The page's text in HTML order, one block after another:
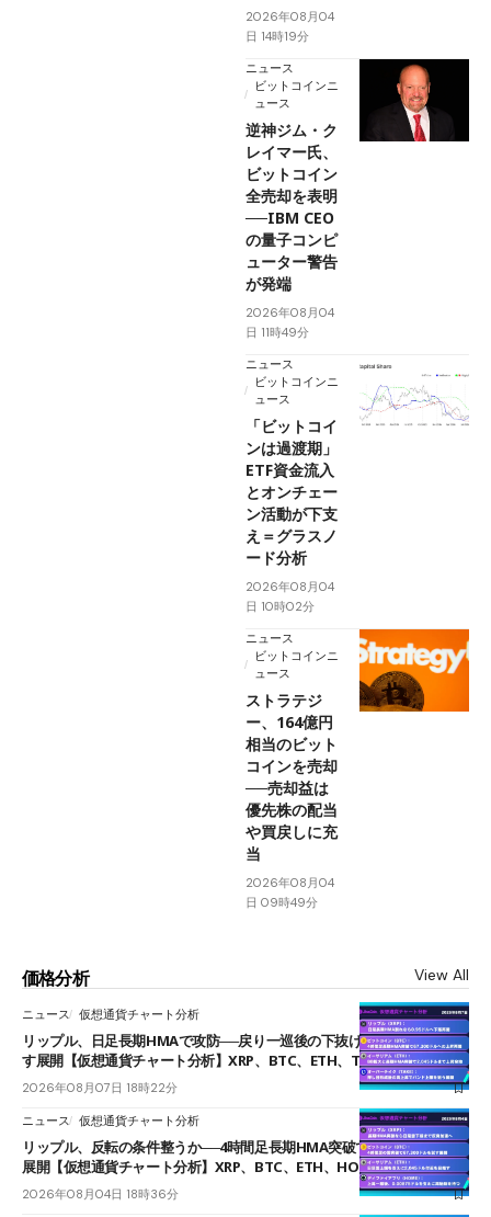
2026年08月04
日 14時19分
ニュース
ビットコインニ
ュース
逆神ジム・ク
レイマー氏、
ビットコイン
全売却を表明
──IBM CEO
の量子コンピ
ューター警告
が発端
2026年08月04
日 11時49分
ニュース
ビットコインニ
ュース
「ビットコイ
ンは過渡期」
ETF資金流入
とオンチェー
ン活動が下支
え＝グラスノ
ード分析
2026年08月04
日 10時02分
ニュース
ビットコインニ
ュース
ストラテジ
ー、164億円
相当のビット
コインを売却
──売却益は
優先株の配当
や買戻しに充
当
2026年08月04
日 09時49分
価格分析 View All
ニュース 仮想通貨チャート分析
リップル、日足長期HMAで攻防──戻り一巡後の下抜けで0.95ドルを試
す展開【仮想通貨チャート分析】XRP、BTC、ETH、TAKE
2026年08月07日 18時22分
ニュース 仮想通貨チャート分析
リップル、反転の条件整うか──4時間足長期HMA突破で雲下端を目指す
展開【仮想通貨チャート分析】XRP、BTC、ETH、HOME
2026年08月04日 18時36分